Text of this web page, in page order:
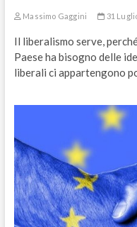
Massimo Gaggini 31
Il liberalismo serve,
Paese ha bisogno delle
liberali ci appartengono